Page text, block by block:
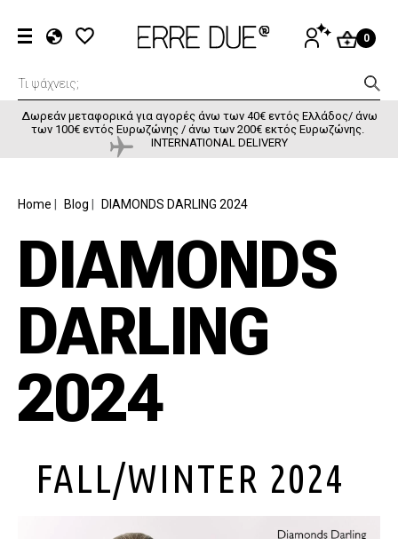
EN
FR
User
ΕΊΣΟΔΟΣ0
Δωρεάν μεταφορικά για αγορές άνω των 40€ εντός Ελλάδος/ άνω
των 100€ εντός Ευρωζώνης / άνω των 200€ εκτός Ευρωζώνης.
INTERNATIONAL DELIVERY
BREADCRUMB
Home Blog DIAMONDS DARLING 2024
DIAMONDS
DARLING
2024
FALL/WINTER 2024